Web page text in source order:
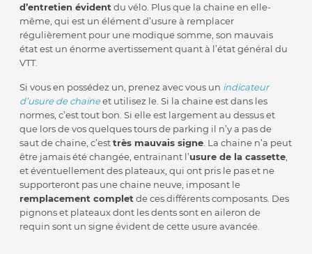
d’entretien évident du vélo. Plus que la chaine en elle-
même, qui est un élément d’usure à remplacer
régulièrement pour une modique somme, son mauvais
état est un énorme avertissement quant à l’état général du
VTT.
Si vous en possédez un, prenez avec vous un indicateur
d’usure de chaineet utilisez le. Si la chaine est dans les
normes, c’est tout bon. Si elle est largement au dessus et
que lors de vos quelques tours de parking il n’y a pas de
saut de chaine, c’esttrès mauvais signe . La chaine n’a peut
être jamais été changée, entrainant l’usure de la cassette
et éventuellement des plateaux, qui ont pris le pas et ne
supporteront pas une chaine neuve, imposant le
remplacement complet de ces différents composants. Des
pignons et plateaux dont les dents sont en aileron de
requin sont un signe évident de cette usure avancée.